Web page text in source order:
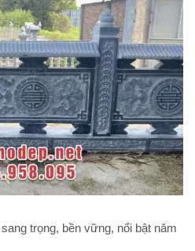
trọng, bền vững, nổi bật năm